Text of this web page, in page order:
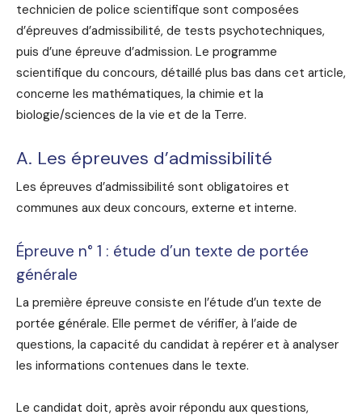
technicien de police scientifique sont composées
d’épreuves d’admissibilité, de tests psychotechniques,
puis d’une épreuve d’admission. Le programme
scientifique du concours, détaillé plus bas dans cet article,
concerne les mathématiques, la chimie et la
biologie/sciences de la vie et de la Terre.
A. Les épreuves d’admissibilité
Les épreuves d’admissibilité sont obligatoires et
communes aux deux concours, externe et interne.
Épreuve n° 1 : étude d’un texte de portée
générale
La première épreuve consiste en l’étude d’un texte de
portée générale. Elle permet de vérifier, à l’aide de
questions, la capacité du candidat à repérer et à analyser
les informations contenues dans le texte.
Le candidat doit, après avoir répondu aux questions,